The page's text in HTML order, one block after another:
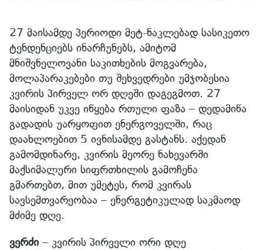
27 მაისამდე პერიოდი მეტ-ნაკლებად სასიკეთო
ტენდენციებს ინარჩუნებს, ამიტომ
მნიშვნელოვანი საკითხების მოგვარება,
მოლაპარაკებები თუ შეხვედრები უმჯობესია
კვირის პირველ ორ დღეში დაგეგმოთ. 27
მაისიდან უკვე იწყება რთული ფაზა – დედამიწა
გადადის უარყოფით ენერგოველში, რაც
დაახლოებით 5 ივნისამდე გასტანს. აქედან
გამომდინარე, კვირის მეორე ნახევარში
მაქსიმალური სიფრთხილის გამოჩენა
გმართებთ, მით უმეტეს, რომ კვირას
სავსემთვარეობაა – ენერგეტიკულად საკმაოდ
მძიმე დღე.
ვერძი – კვირის პირველი ორი დღე